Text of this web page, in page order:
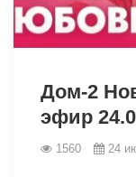
Дом-2
эфир
1560 24